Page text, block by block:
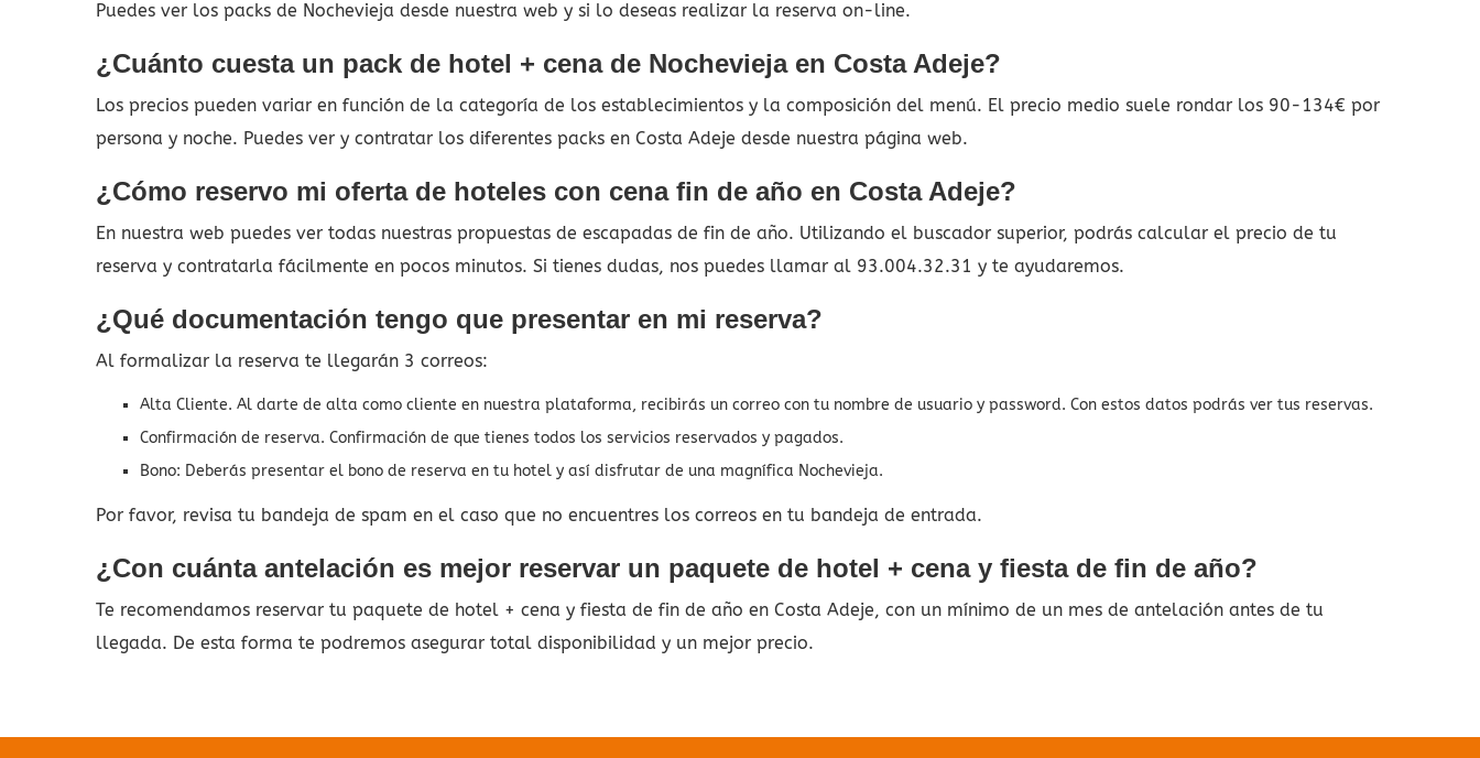
Puedes ver los packs de Nochevieja desde nuestra web y si lo deseas realizar la reserva on-line.
¿Cuánto cuesta un pack de hotel + cena de Nochevieja en Costa Adeje?
Los precios pueden variar en función de la categoría de los establecimientos y la composición del menú. El precio medio suele rondar los 90-134€ por
persona y noche. Puedes ver y contratar los diferentes packs en Costa Adeje desde nuestra página web.
¿Cómo reservo mi oferta de hoteles con cena fin de año en Costa Adeje?
En nuestra web puedes ver todas nuestras propuestas de escapadas de fin de año. Utilizando el buscador superior, podrás calcular el precio de tu
reserva y contratarla fácilmente en pocos minutos. Si tienes dudas, nos puedes llamar al 93.004.32.31 y te ayudaremos.
¿Qué documentación tengo que presentar en mi reserva?
Al formalizar la reserva te llegarán 3 correos:
Alta Cliente. Al darte de alta como cliente en nuestra plataforma, recibirás un correo con tu nombre de usuario y password. Con estos datos podrás ver tus reservas.
Confirmación de reserva. Confirmación de que tienes todos los servicios reservados y pagados.
Bono: Deberás presentar el bono de reserva en tu hotel y así disfrutar de una magnífica Nochevieja.
Por favor, revisa tu bandeja de spam en el caso que no encuentres los correos en tu bandeja de entrada.
¿Con cuánta antelación es mejor reservar un paquete de hotel + cena y fiesta de fin de año?
Te recomendamos reservar tu paquete de hotel + cena y fiesta de fin de año en Costa Adeje, con un mínimo de un mes de antelación antes de tu
llegada. De esta forma te podremos asegurar total disponibilidad y un mejor precio.